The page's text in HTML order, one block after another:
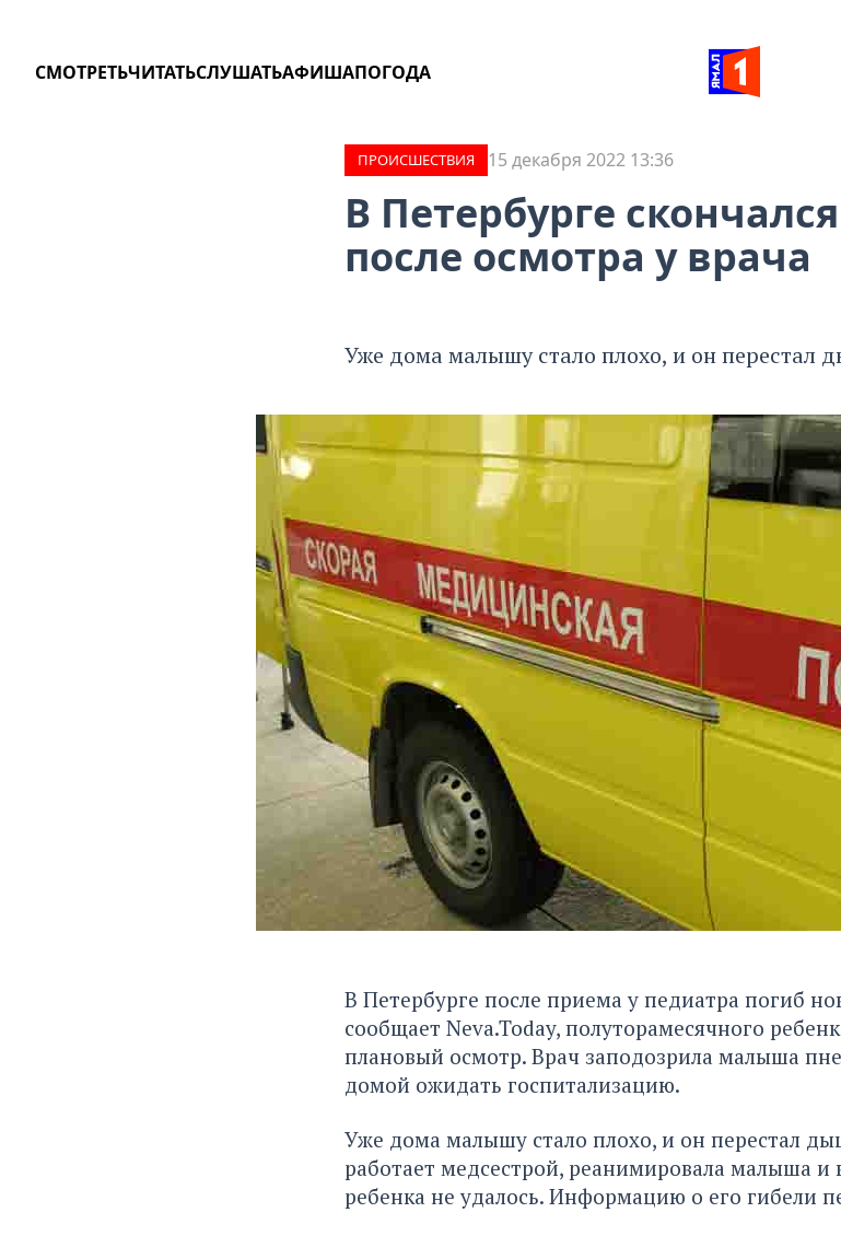
СМОТРЕТЬЧИТАТЬСЛУШАТЬАФИШАПОГОДА
ПРОИCШЕСТВИЯ 15 декабря 2022 13:36
В Петербурге
после осмотра у врача
Уже дома малышу стало плохо, и он перестал
В Петербурге после приема у педиатра погиб
сообщает Neva.Today,полуторамесячного
плановый осмотр. Врач заподозрила малыша
домой ожидать госпитализацию.
Уже дома малышу стало плохо, и он перестал
работает медсестрой, реанимировала малыша и
ребенка не удалось. Информацию о его гибели